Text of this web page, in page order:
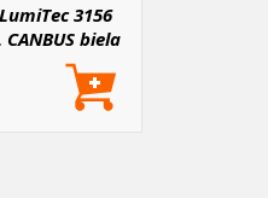
3156
CANBUS biela